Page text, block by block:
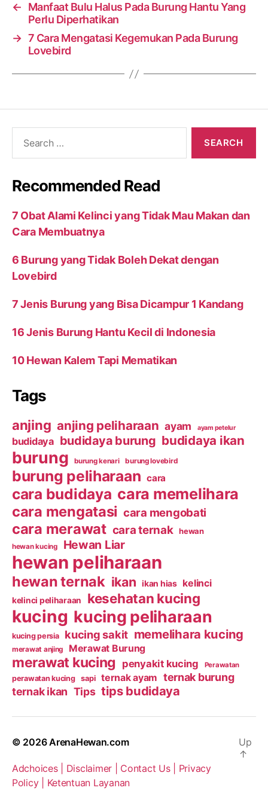
←
Manfaat Bulu Halus Pada Burung Hantu Yang
Perlu Diperhatikan
→ 7 Cara Mengatasi Kegemukan Pada Burung
Lovebird
Recommended Read
7 Obat Alami Kelinci yang Tidak Mau Makan dan
Cara Membuatnya
6 Burung yang Tidak Boleh Dekat dengan
Lovebird
7 Jenis Burung yang Bisa Dicampur 1 Kandang
16 Jenis Burung Hantu Kecil di Indonesia
10 Hewan Kalem Tapi Mematikan
Tags
anjing anjing peliharaan ayam ayam petelur
budidaya budidaya burung budidaya ikan
burung burung kenari burung lovebird
burung peliharaan cara
cara budidaya cara memelihara
cara mengatasi cara mengobati
cara merawat cara ternak hewan
hewan kucing Hewan Liar
hewan peliharaan
hewan ternak ikan ikan hias kelinci
kelinci peliharaan kesehatan kucing
kucing kucing peliharaan
kucing persia kucing sakit memelihara kucing
merawat anjing Merawat Burung
merawat kucing penyakit kucing Perawatan
perawatan kucing sapi ternak ayam ternak burung
ternak ikan Tips tips budidaya
© 2026ArenaHewan.com
Adchoices | Disclaimer | Contact Us | Privacy
Policy | Ketentuan Layanan
Up
↑